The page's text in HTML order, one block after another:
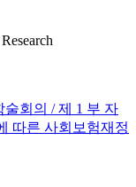
술회의 / 제 1 부 자
따른 사회보험재정